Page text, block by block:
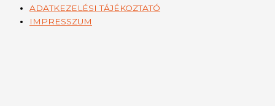
ADATKEZELÉSI TÁJÉKOZTATÓ
IMPRESSZUM